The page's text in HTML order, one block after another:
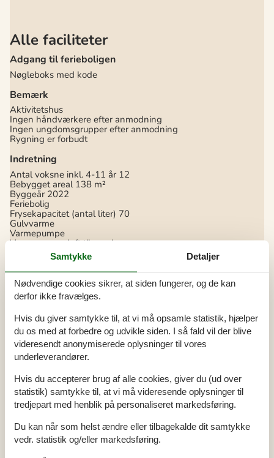
Alle faciliteter
Adgang til ferieboligen
Nøgleboks med kode
Bemærk
Aktivitetshus
Ingen håndværkere efter anmodning
Ingen ungdomsgrupper efter anmodning
Rygning er forbudt
Indretning
Antal voksne inkl. 4-11 år 12
Bebygget areal 138 m²
Byggeår 2022
Feriebolig
Frysekapacitet (antal liter) 70
Gulvvarme
Varmepumpe
Varmepumpe luft til vand
Vaskemaskine 1
Køkken
Antal induktionskogeplader 4
Køleskab 1
Opvaskemaskine 1
Varmluftovn 1
Multimedier
> 3 tyske kanaler
Trådløst internet
TV igennem
Soveforhold
Antal soveværelser 5
Dobbeltseng (antal sovepladser) 8
Enkeltseng (antal sovepladser) 1
Samtykke Detaljer
Nødvendige cookies sikrer, at siden fungerer, og de kan
derfor ikke fravælges.
Hvis du giver samtykke til, at vi må opsamle statistik, hjælper
du os med at forbedre og udvikle siden. I så fald vil der blive
videresendt anonymiserede oplysninger til vores
underleverandører.
Hvis du accepterer brug af alle cookies, giver du (ud over
statistik) samtykke til, at vi må videresende oplysninger til
tredjepart med henblik på personaliseret markedsføring.
Du kan når som helst ændre eller tilbagekalde dit samtykke
vedr. statistik og/eller markedsføring.